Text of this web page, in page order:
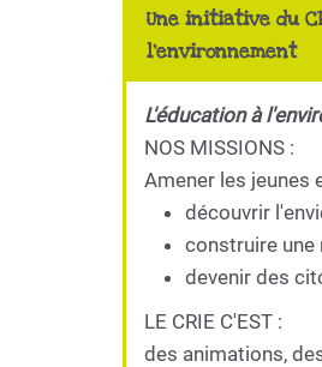
Une initiative du
l'environnement
L'éducation à
NOS MISSIONS :
Amener les jeunes
découvrir
construire une
devenir des
LE CRIE C'EST :
des animations,